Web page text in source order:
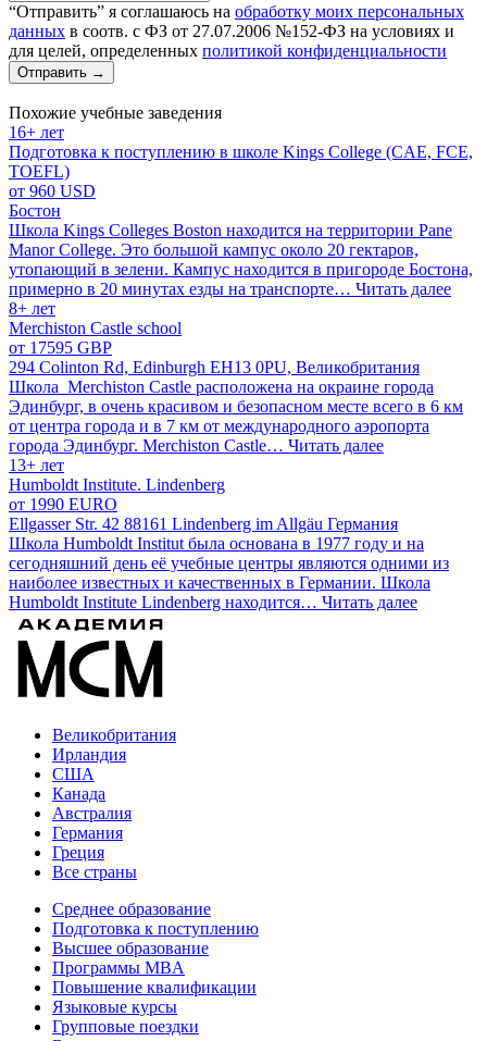
“Отправить” я соглашаюсь на обработку моих персональных
данных в соотв. с ФЗ от 27.07.2006 №152-ФЗ на условиях и
для целей, определенных политикой конфиденциальности
Отправить →
Похожие учебные заведения
16+ лет
Подготовка к поступлению в школе Kings College (CAE, FCE,
TOEFL)
от 960 USD
Бостон
Школа Kings Colleges Boston находится на территории Pane
Manor College. Это большой кампус около 20 гектаров,
утопающий в зелени. Кампус находится в пригороде Бостона,
примерно в 20 минутах езды на транспорте… Читать далее
8+ лет
Merchiston Castle school
от 17595 GBP
294 Colinton Rd, Edinburgh EH13 0PU, Великобритания
Школа Merchiston Castle расположена на окраине города
Эдинбург, в очень красивом и безопасном месте всего в 6 км
от центра города и в 7 км от международного аэропорта
города Эдинбург. Merchiston Castle… Читать далее
13+ лет
Humboldt Institute. Lindenberg
от 1990 EURO
Ellgasser Str. 42 88161 Lindenberg im Allgäu Германия
Школа Humboldt Institut была основана в 1977 году и на
сегодняшний день её учебные центры являются одними из
наиболее известных и качественных в Германии. Школа
Humboldt Institute Lindenberg находится… Читать далее
Великобритания
Ирландия
США
Канада
Австралия
Германия
Греция
Все страны
Среднее образование
Подготовка к поступлению
Высшее образование
Программы MBA
Повышение квалификации
Языковые курсы
Групповые поездки